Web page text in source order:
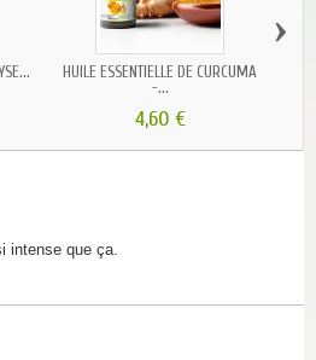
HUILE ESSENTIELLE DE CURCUMA
-...
4,60 €
›
intense que ça.